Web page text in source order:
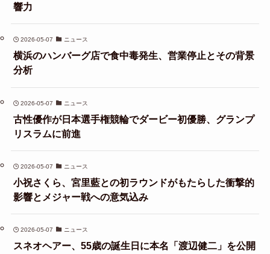
響力
2026-05-07 ニュース
横浜のハンバーグ店で食中毒発生、営業停止とその背景
分析
2026-05-07 ニュース
古性優作が日本選手権競輪でダービー初優勝、グランプ
リスラムに前進
2026-05-07 ニュース
小祝さくら、宮里藍との初ラウンドがもたらした衝撃的
影響とメジャー戦への意気込み
2026-05-07 ニュース
スネオヘアー、55歳の誕生日に本名「渡辺健二」を公開